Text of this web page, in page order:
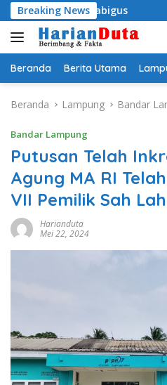
Langsung
ke
konten
Breaking News Proyek SRT
Beranda Berita Utama
Beranda Lampung Bandar
Bandar Lampung
Putusan Telah
Agung MA RI
VII Pemilik Sah
Harianduta
Mei 22, 2024